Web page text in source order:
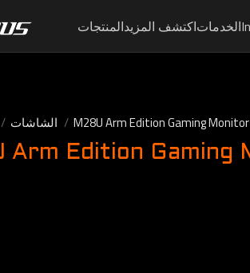
المنتجاتاكتشف المزيدالخدمات
الشاشات M28U Arm Edition Gaming Monitor
Arm Edition Gaming